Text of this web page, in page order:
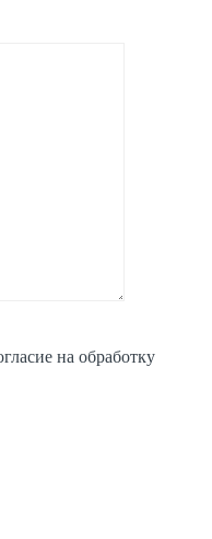
на обработку